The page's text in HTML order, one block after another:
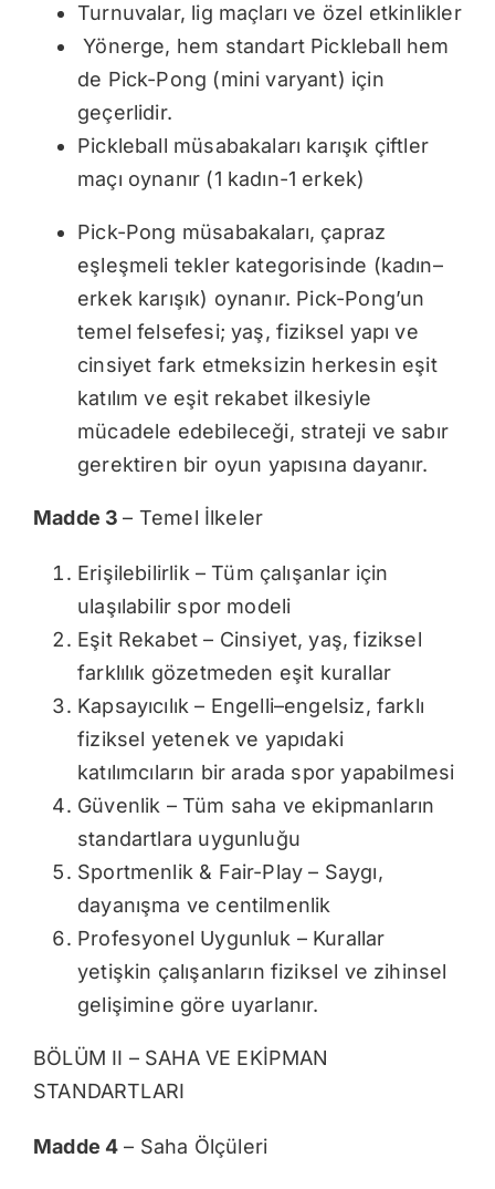
Turnuvalar, lig maçları ve özel etkinlikler
Yönerge, hem standart Pickleball hem
de Pick-Pong (mini varyant) için
geçerlidir.
Pickleball müsabakaları karışık çiftler
maçı oynanır (1 kadın-1 erkek)
Pick-Pong müsabakaları, çapraz
eşleşmeli tekler kategorisinde (kadın–
erkek karışık) oynanır. Pick-Pong’un
temel felsefesi; yaş, fiziksel yapı ve
cinsiyet fark etmeksizin herkesin eşit
katılım ve eşit rekabet ilkesiyle
mücadele edebileceği, strateji ve sabır
gerektiren bir oyun yapısına dayanır.
Madde 3– Temel İlkeler
Erişilebilirlik – Tüm çalışanlar için
ulaşılabilir spor modeli
Eşit Rekabet – Cinsiyet, yaş, fiziksel
farklılık gözetmeden eşit kurallar
Kapsayıcılık – Engelli–engelsiz, farklı
fiziksel yetenek ve yapıdaki
katılımcıların bir arada spor yapabilmesi
Güvenlik – Tüm saha ve ekipmanların
standartlara uygunluğu
Sportmenlik & Fair-Play – Saygı,
dayanışma ve centilmenlik
Profesyonel Uygunluk – Kurallar
yetişkin çalışanların fiziksel ve zihinsel
gelişimine göre uyarlanır.
BÖLÜM II – SAHA VE EKİPMAN
STANDARTLARI
Madde 4 – Saha Ölçüleri